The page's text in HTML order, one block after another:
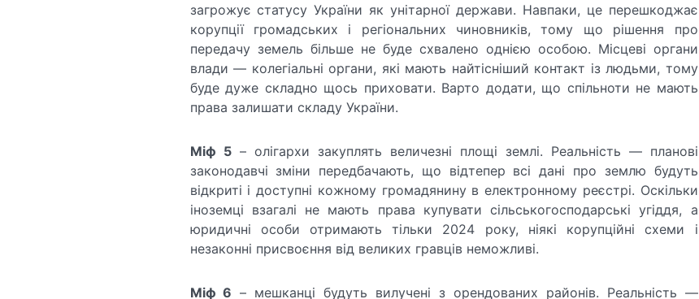
загрожує статусу України як унітарної держави. Навпаки, це перешкоджає
корупції громадських і регіональних чиновників, тому що рішення про
передачу земель більше не буде схвалено однією особою. Місцеві органи
влади — колегіальні органи, які мають найтісніший контакт із людьми, тому
буде дуже складно щось приховати. Варто додати, що спільноти не мають
права залишати складу України.
Міф 5– олігархи закуплять величезні площі землі. Реальність — планові
законодавчі зміни передбачають, що відтепер всі дані про землю будуть
відкриті і доступні кожному громадянину в електронному реєстрі. Оскільки
іноземці взагалі не мають права купувати сільськогосподарські угіддя, а
юридичні особи отримають тільки 2024 року, ніякі корупційні схеми і
незаконні присвоєння від великих гравців неможливі.
Міф 6 – мешканці будуть вилучені з орендованих районів. Реальність —